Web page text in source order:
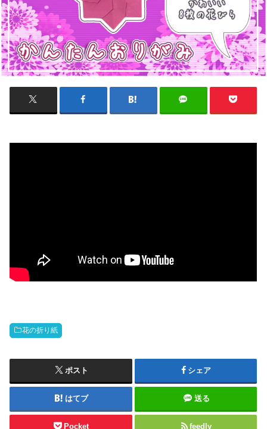
花の折り紙
ポスト シェア
はてブ 送る
Pocket feedly